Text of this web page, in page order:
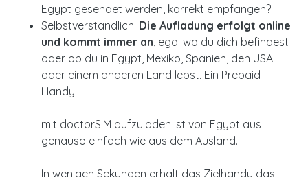
Egypt gesendet werden, korrekt empfangen?
Selbstverständlich! Die Aufladung erfolgt online
und kommt immer an , egal wo du dich befindest
oder ob du in Egypt, Mexiko, Spanien, den USA
oder einem anderen Land lebst. Ein Prepaid-
Handy
mit doctorSIM aufzuladen ist von Egypt aus
genauso einfach wie aus dem Ausland.
In wenigen Sekunden erhält das Zielhandy das